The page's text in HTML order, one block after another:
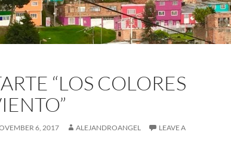
“LOS COLORES
6, 2017 ALEJANDROANGEL
LEAVE A